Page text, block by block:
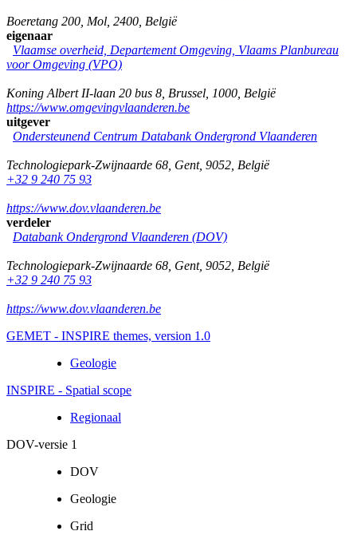
Boeretang 200 Mol 2400 België
eigenaar
Vlaamse overheid, Departement Omgeving, Vlaams Planbureau
voor Omgeving (VPO)
Koning Albert II-laan 20 bus 8 Brussel 1000 België
https://www.omgevingvlaanderen.be
uitgever
Ondersteunend Centrum Databank Ondergrond Vlaanderen
Technologiepark-Zwijnaarde 68 Gent, 9052 België
+32 9 240 75 93
https://www.dov.vlaanderen.be
verdeler
Databank Ondergrond Vlaanderen (DOV)
Technologiepark-Zwijnaarde 68 Gent, 9052 België
+32 9 240 75 93
https://www.dov.vlaanderen.be
GEMET - INSPIRE themes, version 1.0
Geologie
INSPIRE - Spatial scope
Regionaal
DOV-versie 1
DOV
Geologie
Grid